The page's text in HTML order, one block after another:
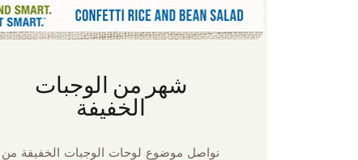
شهر من الوجبات
الخفيفة
نواصل موضوع لوحات الوجبات الخفيفة من